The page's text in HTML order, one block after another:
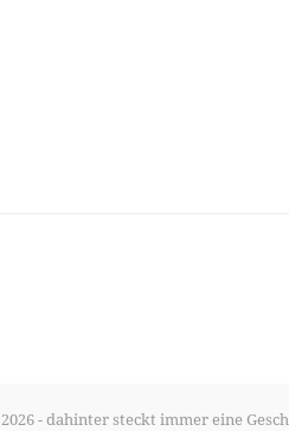
2026 - dahinter steckt immer eine